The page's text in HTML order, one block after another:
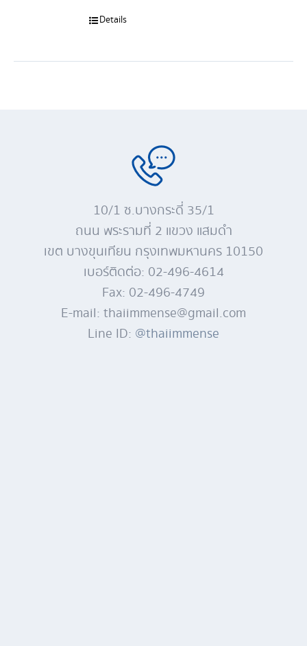
Details
10/1 ซ.บางกระดี่ 35/1
ถนน พระรามที่ 2 แขวง แสมดำ
เขต บางขุนเทียน กรุงเทพมหานคร 10150
เบอร์ติดต่อ: 02-496-4614
Fax: 02-496-4749
E-mail: thaiimmense@gmail.com
Line ID: @thaiimmense